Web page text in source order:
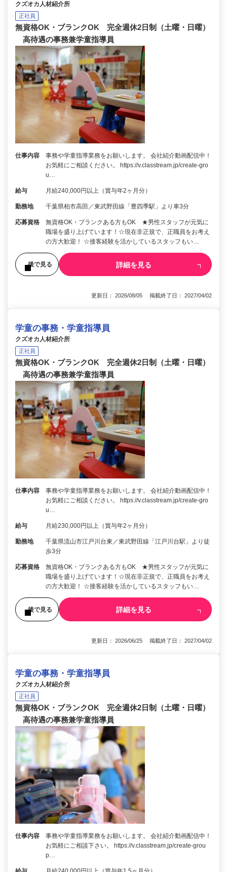
クズオカ人材紹介所
正社員
無資格OK・ブランクOK 完全週休2日制（土曜・日曜）
高待遇の事務兼学童指導員
仕事内容
事務や学童指導業務をお願いします。 会社紹介動画配信中！
お気軽にご相談ください。 https://v.classtream.jp/create-gro
u…
給与 月給240,000円以上（賞与年2ヶ月分）
勤務地 千葉県柏市高田／東武野田線「豊四季駅」より車3分
応募資格
無資格OK・ブランクある方もOK ★男性スタッフが元気に
職場を盛り上げています！☆現在非正規で、正職員をお考え
の方大歓迎！ ☆接客経験を活かしているスタッフもい…
後で見る 詳細を見る
更新日： 2026/08/05 掲載終了日： 2027/04/02
学童の事務・学童指導員
クズオカ人材紹介所
正社員
無資格OK・ブランクOK 完全週休2日制（土曜・日曜）
高待遇の事務兼学童指導員
仕事内容
事務や学童指導業務をお願いします。 会社紹介動画配信中！
お気軽にご相談ください。 https://v.classtream.jp/create-gro
u…
給与 月給230,000円以上（賞与年2ヶ月分）
勤務地
千葉県流山市江戸川台東／東武野田線「江戸川台駅」より徒
歩3分
応募資格
無資格OK・ブランクある方もOK ★男性スタッフが元気に
職場を盛り上げています！☆現在非正規で、正職員をお考え
の方大歓迎！ ☆接客経験を活かしているスタッフもい…
後で見る 詳細を見る
更新日： 2026/06/25 掲載終了日： 2027/04/02
学童の事務・学童指導員
クズオカ人材紹介所
正社員
無資格OK・ブランクOK 完全週休2日制（土曜・日曜）
高待遇の事務兼学童指導員
仕事内容
事務や学童指導業務をお願いします。 会社紹介動画配信中！
お気軽にご相談下さい。 https://v.classtream.jp/create-grou
p…